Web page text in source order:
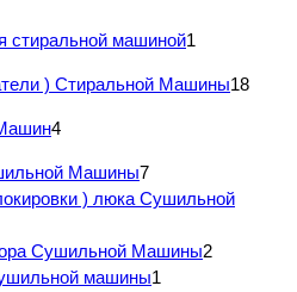
стиральной машиной1
) Стиральной Машины18
4
Машины7
) люка Сушильной
Сушильной Машины2
машины1